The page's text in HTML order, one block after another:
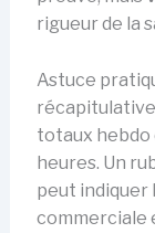
rigueur de la
Astuce
récapitulative
totaux hebdo
heures. Un
peut indiquer
commerciale